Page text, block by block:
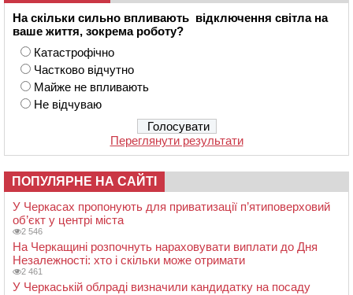
На скільки сильно впливають відключення світла на
ваше життя, зокрема роботу?
Катастрофічно
Частково відчутно
Майже не впливають
Не відчуваю
Переглянути результати
ПОПУЛЯРНЕ НА САЙТІ
У Черкасах пропонують для приватизації п’ятиповерховий
об’єкт у центрі міста
2 546
На Черкащині розпочнуть нараховувати виплати до Дня
Незалежності: хто і скільки може отримати
2 461
У Черкаській облраді визначили кандидатку на посаду